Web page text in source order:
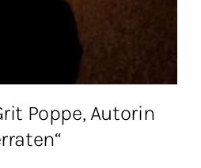
Poppe, Autorin